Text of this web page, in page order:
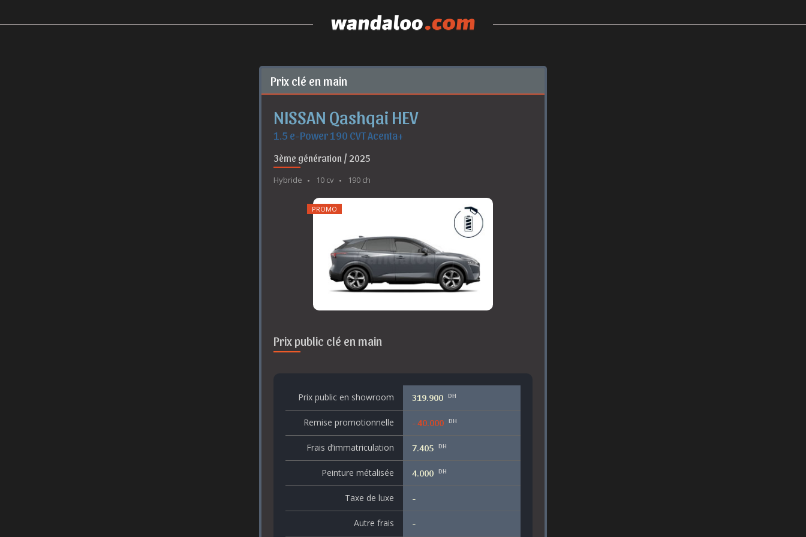
Prix clé en main
NISSAN Qashqai HEV
1.5 e-Power 190 CVT Acenta+
3ème génération / 2025
Hybride 10 cv 190 ch
PROMO
Prix public clé en main
Prix public en showroom 319.900 DH
Remise promotionnelle - 40.000 DH
Frais d’immatriculation 7.405 DH
Peinture métalisée 4.000 DH
Taxe de luxe -
Autre frais -